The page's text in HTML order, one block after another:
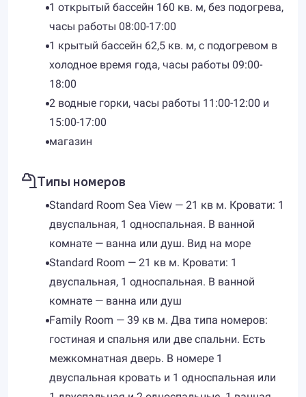
1 открытый бассейн 160 кв. м, без подогрева,
часы работы 08:00-17:00
1 крытый бассейн 62,5 кв. м, с подогревом в
холодное время года, часы работы 09:00-
18:00
2 водные горки, часы работы 11:00-12:00 и
15:00-17:00
магазин
Типы номеров
Standard Room Sea View — 21 кв м. Кровати: 1
двуспальная, 1 односпальная. В ванной
комнате — ванна или душ. Вид на море
Standard Room — 21 кв м. Кровати: 1
двуспальная, 1 односпальная. В ванной
комнате — ванна или душ
Family Room — 39 кв м. Два типа номеров:
гостиная и спальня или две спальни. Есть
межкомнатная дверь. В номере 1
двуспальная кровать и 1 односпальная или